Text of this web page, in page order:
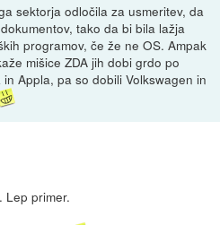
sektorja odločila za usmeritev, da
tako da bi bila lažja
programov, če že ne OS. Ampak
mišice ZDA jih dobi grdo po
Appla, pa so dobili Volkswagen in
Lep primer.